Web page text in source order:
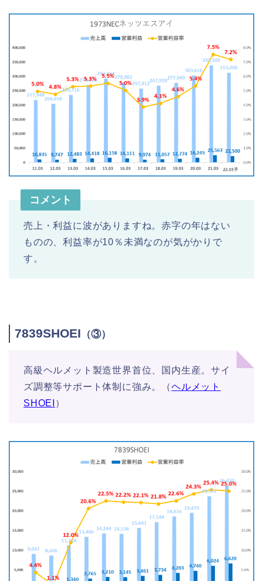
コメント
売上・利益に波がありますね。赤字の年はない
ものの、利益率が10％未満なのが気がかりで
す。
7839SHOEI （③）
高級ヘルメット製造世界首位、国内生産。サイ
ズ調整等サポート体制に強み。（ヘルメット
SHOEI ）